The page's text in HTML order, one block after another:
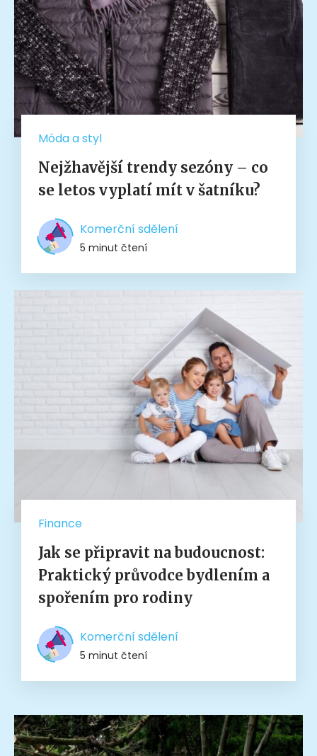
Móda a styl
Nejžhavější trendy sezóny – co
se letos vyplatí mít v šatníku?
Komerční sdělení
5 minut čtení
Finance
Jak se připravit na budoucnost:
Praktický průvodce bydlením a
spořením pro rodiny
Komerční sdělení
5 minut čtení